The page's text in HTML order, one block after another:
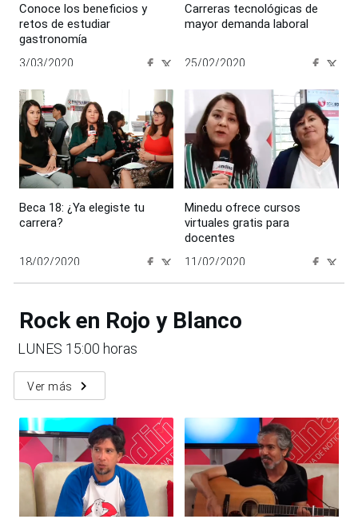
Conoce los beneficios y
retos de estudiar
gastronomía
3/03/2020
Carreras tecnológicas de
mayor demanda laboral
25/02/2020
Beca 18: ¿Ya elegiste tu
carrera?
18/02/2020
Minedu ofrece cursos
virtuales gratis para
docentes
11/02/2020
Rock en Rojo y Blanco
LUNES 15:00 horas
navigate_next
Ver más